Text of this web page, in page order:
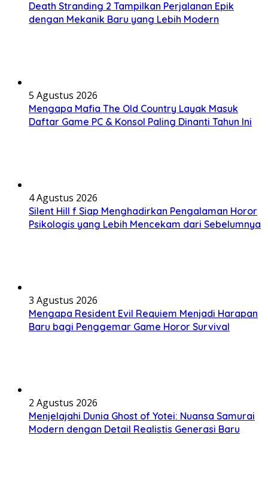
Death Stranding 2 Tampilkan Perjalanan Epik
dengan Mekanik Baru yang Lebih Modern
5 Agustus 2026
Mengapa Mafia The Old Country Layak Masuk
Daftar Game PC & Konsol Paling Dinanti Tahun Ini
4 Agustus 2026
Silent Hill f Siap Menghadirkan Pengalaman Horor
Psikologis yang Lebih Mencekam dari Sebelumnya
3 Agustus 2026
Mengapa Resident Evil Requiem Menjadi Harapan
Baru bagi Penggemar Game Horor Survival
2 Agustus 2026
Menjelajahi Dunia Ghost of Yotei: Nuansa Samurai
Modern dengan Detail Realistis Generasi Baru